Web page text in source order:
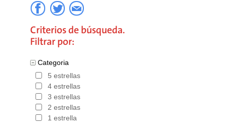
Criterios de búsqueda.
Filtrar por:
Categoria
5 estrellas
4 estrellas
3 estrellas
2 estrellas
1 estrella